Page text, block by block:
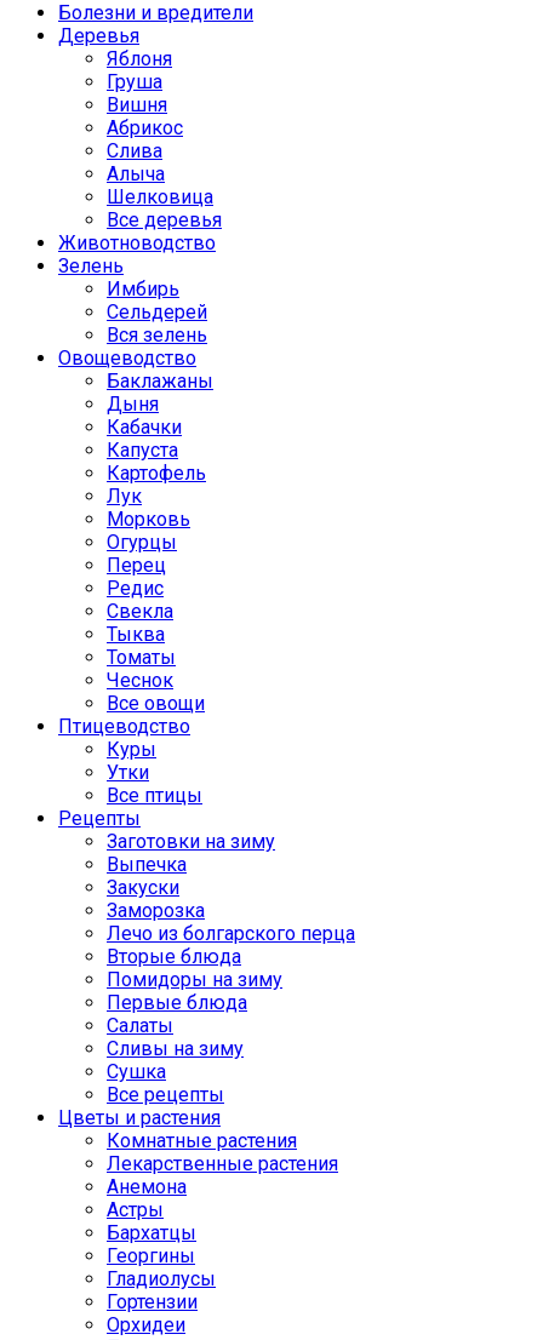
Болезни и вредители
Деревья
Яблоня
Груша
Вишня
Абрикос
Слива
Алыча
Шелковица
Все деревья
Животноводство
Зелень
Имбирь
Сельдерей
Вся зелень
Овощеводство
Баклажаны
Дыня
Кабачки
Капуста
Картофель
Лук
Морковь
Огурцы
Перец
Редис
Свекла
Тыква
Томаты
Чеснок
Все овощи
Птицеводство
Куры
Утки
Все птицы
Рецепты
Заготовки на зиму
Выпечка
Закуски
Заморозка
Лечо из болгарского перца
Вторые блюда
Помидоры на зиму
Первые блюда
Салаты
Сливы на зиму
Сушка
Все рецепты
Цветы и растения
Комнатные растения
Лекарственные растения
Анемона
Астры
Бархатцы
Георгины
Гладиолусы
Гортензии
Орхидеи